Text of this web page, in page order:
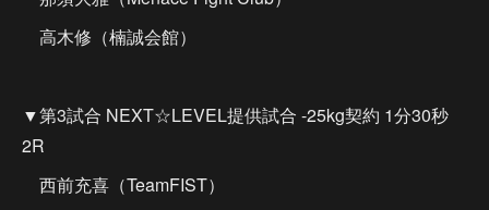
高木修（楠誠会館）
▼第3試合 NEXT☆LEVEL提供試合 -25kg契約 1分30秒
2R
西前充喜（TeamFIST）